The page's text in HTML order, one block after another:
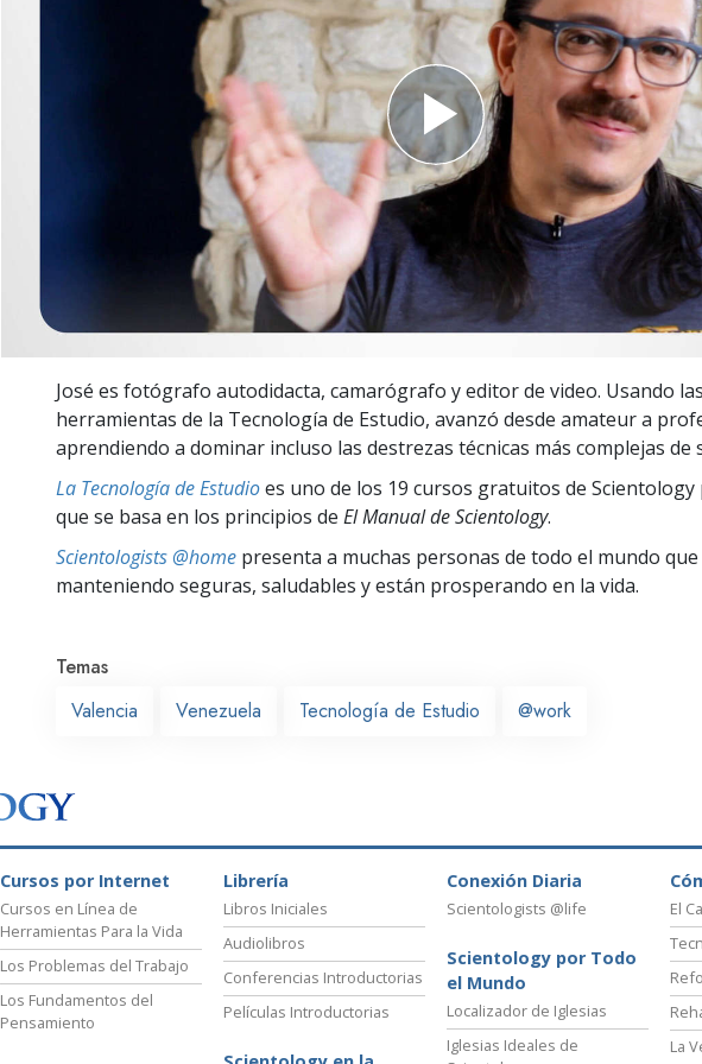
Amor y Odio: ¿Qué es Grandeza?
José es fotógrafo autodidacta, camarógrafo y editor de video. Usando las
herramientas de la Tecnología de Estudio, avanzó desde amateur a
aprendiendo a dominar incluso las destrezas técnicas más complejas de
La Tecnología de Estudioes uno de los 19 cursos gratuitos de
que se basa en los principios de El Manual de Scientology.
Scientologists @home presenta a muchas personas de todo el mundo
manteniendo seguras, saludables y están prosperando en la vida.
Temas
Valencia
Venezuela Tecnología de Estudio @work
Cursos por Internet
Cursos en Línea de
Herramientas Para la Vida
Los Problemas del Trabajo
Los Fundamentos del
Pensamiento
Librería
Libros Iniciales
Audiolibros
Conferencias Introductorias
Películas Introductorias
Conexión Diaria
Scientologists @life
Scientology por Todo
el Mundo
Localizador de Iglesias
Iglesias Ideales de
El
La